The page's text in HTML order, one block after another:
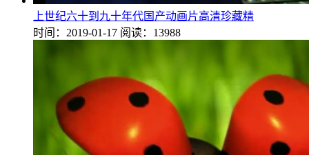
上世纪六十到九十年代国产动画片高清珍藏精
时间：2019-01-17 阅读：13988